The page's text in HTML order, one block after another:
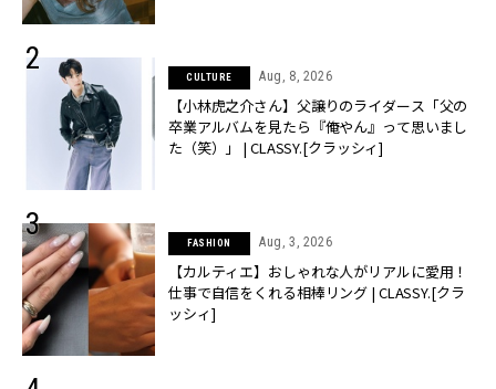
CULTURE Aug, 8, 2026
【小林虎之介さん】父譲りのライダース「父の
卒業アルバムを見たら『俺やん』って思いまし
た（笑）」 | CLASSY.[クラッシィ]
FASHION Aug, 3, 2026
【カルティエ】おしゃれな人がリアルに愛用！
仕事で自信をくれる相棒リング | CLASSY.[クラ
ッシィ]